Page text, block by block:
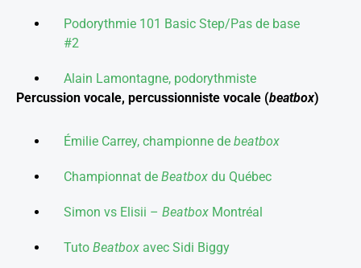
Podorythmie 101 Basic Step/Pas de base
#2
Alain Lamontagne, podorythmiste
Percussion vocale, percussionniste vocale (beatbox)
Émilie Carrey, championne de beatbox
Championnat deBeatbox du Québec
Simon vs Elisii –Beatbox Montréal
Tuto Beatbox avec Sidi Biggy